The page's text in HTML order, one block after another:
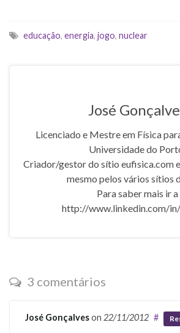
educação, energia, jogo, nuclear
José
Licenciado e Mestre em Física
Universidade do
Criador/gestor do sítio eufisica.com
mesmo pelos vários sítios
Para saber mais ir a
http://www.linkedin.com/
3 comentários
José Gonçalveson 22/11/2012 #